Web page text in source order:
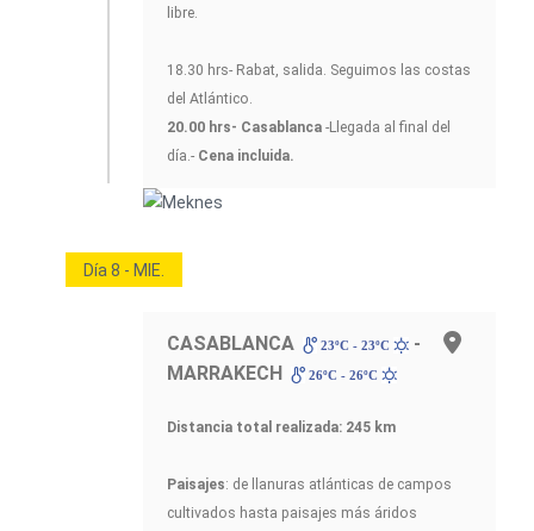
libre.
18.30 hrs- Rabat, salida. Seguimos las costas
del Atlántico.
20.00 hrs- Casablanca -Llegada al final del
día.- Cena incluida.
Día 8 - MIE.
CASABLANCA 23ºC - 23ºC
-
MARRAKECH
26ºC - 26ºC
Distancia total realizada: 245 km
Paisajes: de llanuras atlánticas de campos
cultivados hasta paisajes más áridos